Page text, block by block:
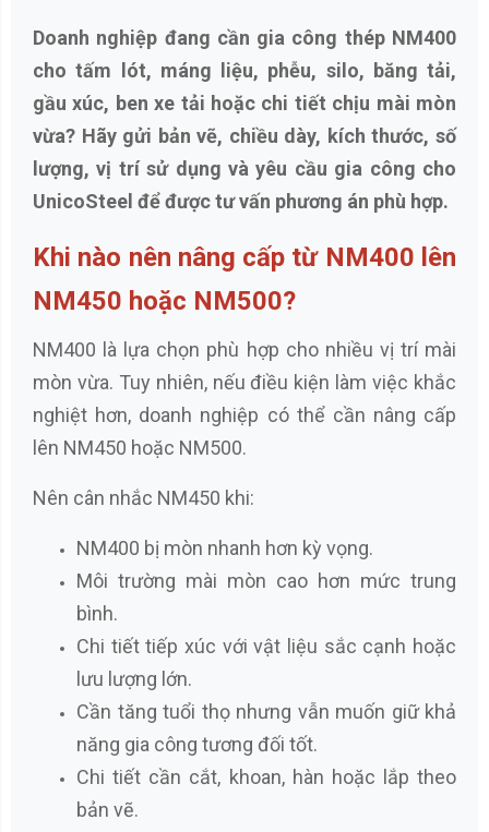
Doanh nghiệp đang cần gia công thép NM400
cho tấm lót, máng liệu, phễu, silo, băng tải,
gầu xúc, ben xe tải hoặc chi tiết chịu mài mòn
vừa? Hãy gửi bản vẽ, chiều dày, kích thước, số
lượng, vị trí sử dụng và yêu cầu gia công cho
UnicoSteel để được tư vấn phương án phù hợp.
Khi nào nên nâng cấp từ NM400 lên
NM450 hoặc NM500?
NM400 là lựa chọn phù hợp cho nhiều vị trí mài
mòn vừa. Tuy nhiên, nếu điều kiện làm việc khắc
nghiệt hơn, doanh nghiệp có thể cần nâng cấp
lên NM450 hoặc NM500.
Nên cân nhắc NM450 khi:
NM400 bị mòn nhanh hơn kỳ vọng.
Môi trường mài mòn cao hơn mức trung
bình.
Chi tiết tiếp xúc với vật liệu sắc cạnh hoặc
lưu lượng lớn.
Cần tăng tuổi thọ nhưng vẫn muốn giữ khả
năng gia công tương đối tốt.
Chi tiết cần cắt, khoan, hàn hoặc lắp theo
bản vẽ.